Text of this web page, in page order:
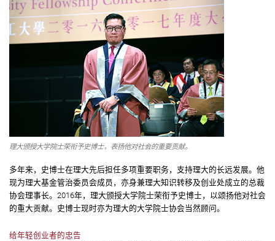
理大颁授大学院士荣衔予史博士，表扬他对社会的重要贡献。
多年来，史博士在理大先后担任多项重要职务，支持理大的长远发展。他
现为理大基金管治委员会成员，亦身兼理大知识转移及创业处成立的总裁
协会理事长。2016年，理大颁授大学院士荣衔予史博士，以颂扬他对社会
的重大贡献。史博士现时亦为理大的大学院士协会当然顾问。
给年轻创业者的忠告